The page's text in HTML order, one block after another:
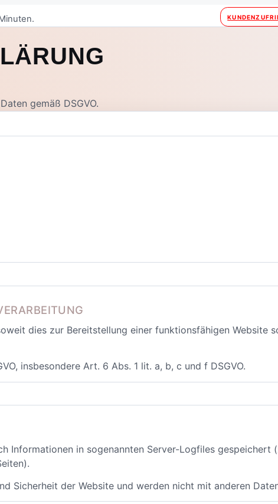
gemäß DSGVO.
dies zur Bereitstellung einer funktionsfähigen Website
insbesondere Art. 6 Abs. 1 lit. a, b, c und f DSGVO.
Informationen in sogenannten Server-Logfiles gespeichert
Sicherheit der Website und werden nicht mit anderen